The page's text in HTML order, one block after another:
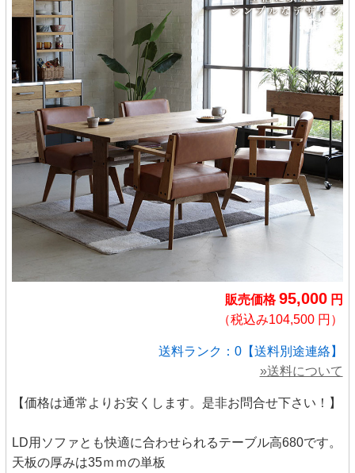
販売価格95,000円
（税込み104,500 円）
送料ランク：0【送料別途連絡】
»送料について
【価格は通常よりお安くします。是非お問合せ下さい！】
LD用ソファとも快適に合わせられるテーブル高680です。
天板の厚みは35ｍｍの単板